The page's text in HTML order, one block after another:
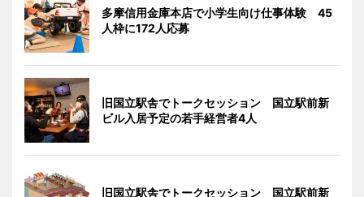
多摩信用金庫本店で小学生向け仕事体験 45
人枠に172人応募
旧国立駅舎でトークセッション 国立駅前新
ビル入居予定の若手経営者4人
旧国立駅舎でトークセッション 国立駅前新